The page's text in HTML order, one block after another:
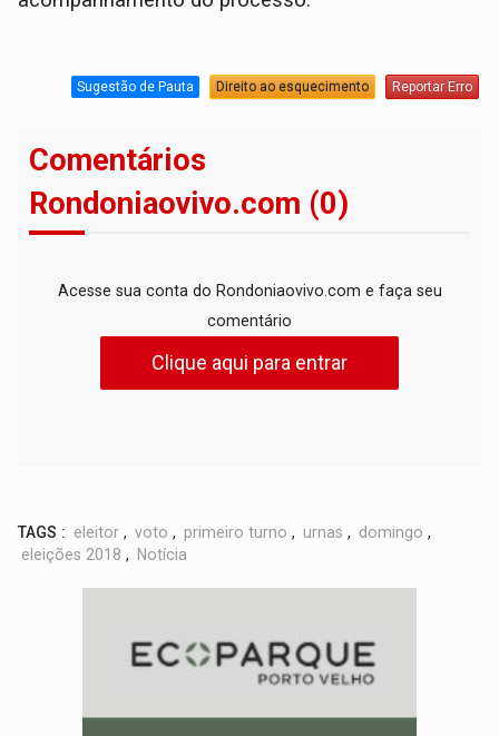
Sugestão de Pauta Direito ao esquecimento Reportar Erro
Comentários
Rondoniaovivo.com (0)
Acesse sua conta do Rondoniaovivo.com e faça seu
comentário
Clique aqui para entrar
TAGS : eleitor , voto , primeiro turno , urnas , domingo ,
eleições 2018 , Notícia